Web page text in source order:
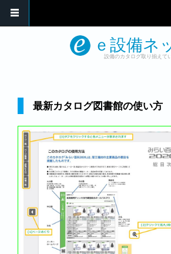
ｅ設備ネ
設備のカタログ取り揃えて
最新カタログ図書館の使い方